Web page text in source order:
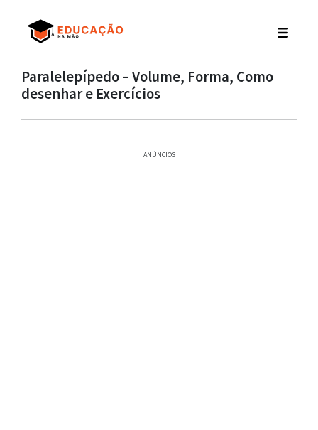
Paralelepípedo – Volume, Forma, Como
desenhar e Exercícios
ANÚNCIOS